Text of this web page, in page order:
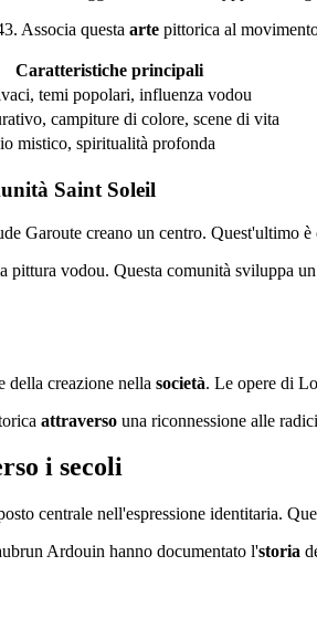
Associa questa arte pittorica al
Caratteristiche principali
temi popolari, influenza vodou
campiture di colore, scene di vita
mistico, spiritualità profonda
Saint Soleil
Garoute creano un centro. Quest'ultimo è
pittura vodou. Questa comunità sviluppa
della creazione nella società. Le opere di
attraverso una riconnessione alle
i secoli
centrale nell'espressione identitaria.
Ardouin hanno documentato l'storia